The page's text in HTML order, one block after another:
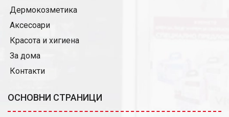
Дермокозметика
Аксесоари
Красота и хигиена
За дома
Контакти
ОСНОВНИ СТРАНИЦИ